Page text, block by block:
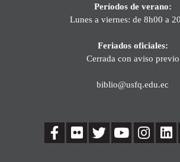
Períodos de verano:
Lunes a viernes: de 8h00 a
Feriados oficiales:
Cerrada con aviso previo
biblio@usfq.edu.ec